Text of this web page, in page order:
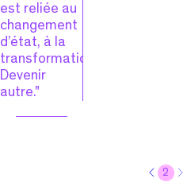
est reliée au
changement
d’état, à la
transformation.
Devenir
autre."
2